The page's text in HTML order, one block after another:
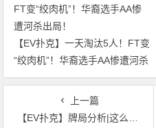
【EV扑克】一天淘汰5人！FT变
“绞肉机”！华裔选手AA惨遭河杀
出局！
上一篇
【EV扑克】牌局分析|这么小的下注也弃牌？